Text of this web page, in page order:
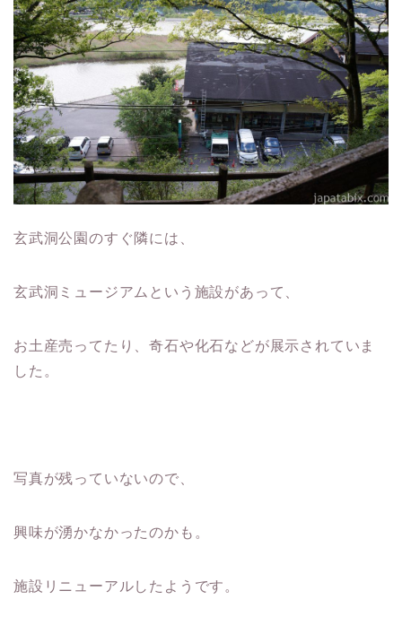
玄武洞公園のすぐ隣には、
玄武洞ミュージアムという施設があって、
お土産売ってたり、奇石や化石などが展示されていま
した。
写真が残っていないので、
興味が湧かなかったのかも。
施設リニューアルしたようです。